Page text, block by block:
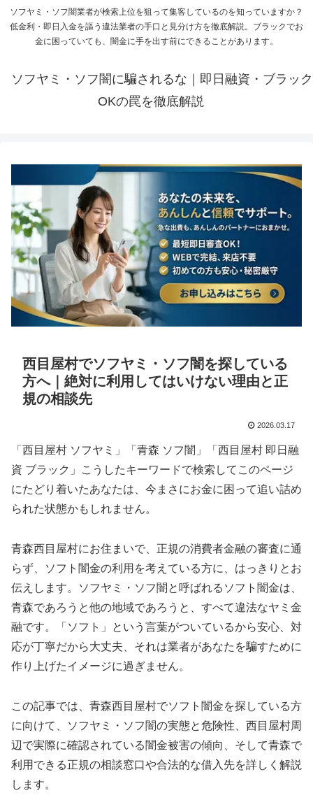
ソフヤミ・ソフ闇業者が検索上位を狙って集客しているのを知っていますか？
低金利・即日入金を謳う違法業者の手口と見分け方を徹底解説。ブラックでお
金に困っていても、闇金に手を出す前にできることがあります。
ソフヤミ・ソフ闇に騙されるな｜即日融資・ブラック
OKの罠を徹底解説
西目屋村でソフヤミ・ソフ闇を探している
方へ｜絶対に利用してはいけない理由と正
規の相談先
2026.03.17
「西目屋村 ソフヤミ」「青森 ソフ闇」「西目屋村 即日融
資 ブラック」こうしたキーワードで検索してこのページ
にたどり着いたあなたは、今まさにお金に困って追い詰め
られた状態かもしれません。
青森西目屋村にお住まいで、正規の消費者金融の審査に通
らず、ソフト闇金の利用を考えている方に、はっきりとお
伝えします。ソフヤミ・ソフ闇と呼ばれるソフト闇金は、
青森であろうと他の地域であろうと、すべて違法なヤミ金
融です。「ソフト」という言葉がついているから安心、対
応が丁寧だから大丈夫、それは業者があなたを騙すために
作り上げたイメージに過ぎません。
この記事では、青森西目屋村でソフト闇金を探している方
に向けて、ソフヤミ・ソフ闇の実態と危険性、西目屋村周
辺で実際に確認されている闇金被害の傾向、そして青森で
利用できる正規の相談窓口や合法的な借入先を詳しく解説
します。